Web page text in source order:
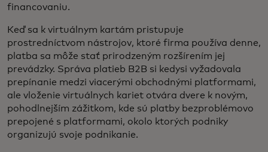
financovaniu.
Keď sa k virtuálnym kartám pristupuje
prostredníctvom nástrojov, ktoré firma používa denne,
platba sa môže stať prirodzeným rozšírením jej
prevádzky. Správa platieb B2B si kedysi vyžadovala
prepínanie medzi viacerými obchodnými platformami,
ale vloženie virtuálnych kariet otvára dvere k novým,
pohodlnejším zážitkom, kde sú platby bezproblémovo
prepojené s platformami, okolo ktorých podniky
organizujú svoje podnikanie.